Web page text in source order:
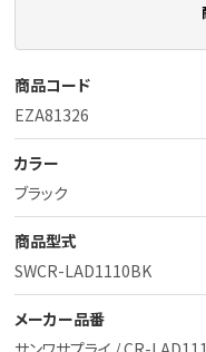
商品コード
EZA81326
カラー
ブラック
商品型式
SWCR-LAD1110BK
メーカー品番